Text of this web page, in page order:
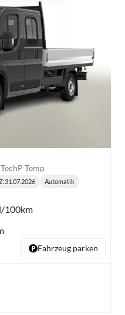
Temp
31.07.2026
Getriebe:
Automatik
100km
Fahrzeug parken